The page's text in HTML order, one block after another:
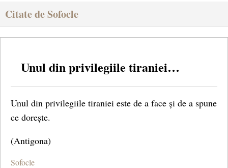
Citate de Sofocle
Unul din privilegiile tiraniei…
Unul din privilegiile tiraniei este de a face și de a spune
ce dorește.
(Antigona)
Sofocle